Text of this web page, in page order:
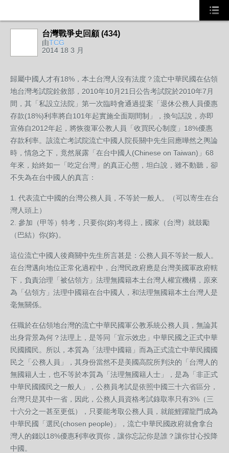
台灣戰爭史回顧 (434)
由TCG
2014 18 3 月
歸屬中國人才有18%，本土台灣人沒有法度？流亡中華民國在佔領
地台灣考試院銓敘部，2010年10月21日公告考試院於2010年7月
間，其「私設立法院」第一次臨時會通過提案「退休公務人員優惠
存款(18%)利率將自101年起實施全面期間制」，換句話說，亦即
宣佈自2012年起，將恢復軍公教人員「收買民心制度」18%優惠
存款利率。該流亡考試院流亡中國人院長關中先生回應嘩然之輿論
時，情急之下，竟然展露「在台中國人(Chinese on Taiwan)」68
年來，始終如一「吃定台灣」的真正心態，坦白說，雖不動聽，卻
不失為在台中國人的真言：
1. 代表流亡中國的台灣公務人員，不等於一般人。（可以寄生在台
灣人頭上）
2. 參加（甲等）特考，只要你(妳)考得上，國家（台灣）就鼓勵
（巴結）你(妳)。
這位流亡中國人後裔關中先生所言甚是：公務人員不等於一般人。
在台灣邁向地位正常化過程中，台灣民政府應是台灣美國軍政府轄
下，負責治理「被佔領方」法理無國籍本土台灣人權宜機構，原來
為「佔領方」法理中國籍在台中國人，和法理無國籍本土台灣人是
毫無關係。
任職於在佔領地台灣的流亡中華民國軍公教系統公務人員，無論其
出身背景為何？法理上，是等同「宣示效忠」中華民國之正式中華
民國國民。所以，本質為「法理中國籍」而為正式流亡中華民國國
民之「公務人員」，其身份當然不是美國高院所判決的「台灣人的
無國籍人士，也不等於本質為「法理無國籍人士」，是為「非正式
中華民國國民之一般人」，公務員考試是依照中國三十六省區分，
台灣只是其中一省，因此，公務人員資格考試錄取率只有3%（三
十六分之一甚至更低），只要能考取公務人員，就能鯉躍龍門成為
中華民國「選民(chosen people)」，流亡中華民國政府就會拿台
灣人的錢以18%優惠利率收買你，讓你忘記你是誰？讓你甘心投降
中國。